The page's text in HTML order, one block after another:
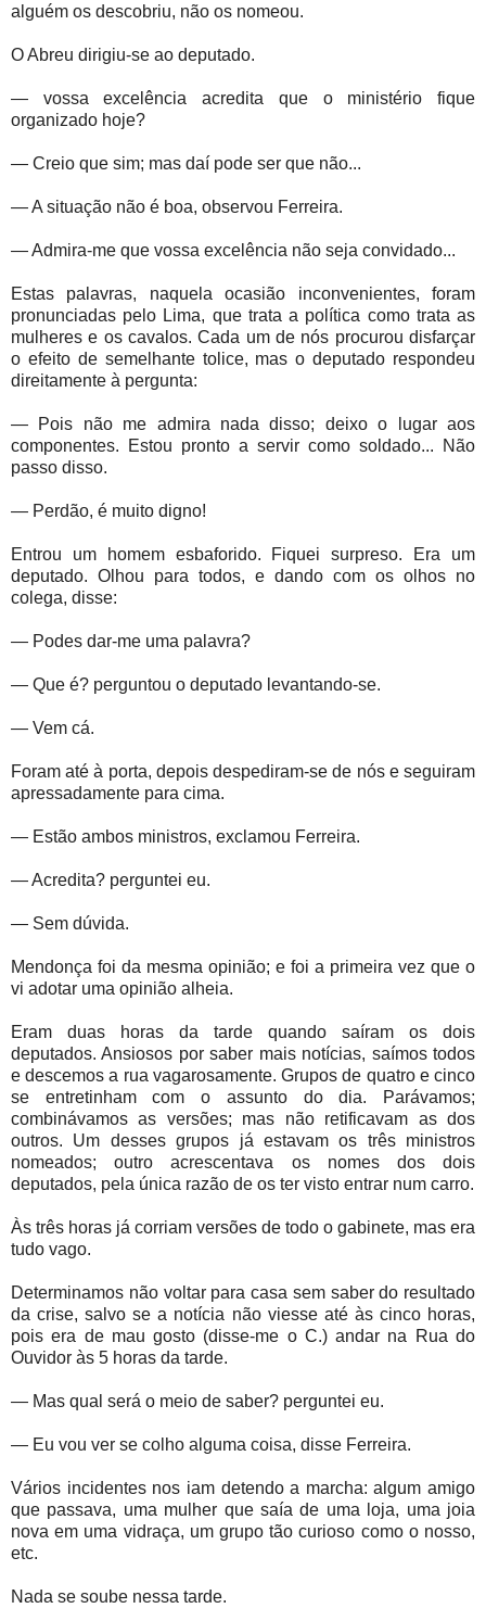
alguém os descobriu, não os nomeou.
O Abreu dirigiu-se ao deputado.
— vossa excelência acredita que o ministério fique
organizado hoje?
— Creio que sim; mas daí pode ser que não...
— A situação não é boa, observou Ferreira.
— Admira-me que vossa excelência não seja convidado...
Estas palavras, naquela ocasião inconvenientes, foram
pronunciadas pelo Lima, que trata a política como trata as
mulheres e os cavalos. Cada um de nós procurou disfarçar
o efeito de semelhante tolice, mas o deputado respondeu
direitamente à pergunta:
— Pois não me admira nada disso; deixo o lugar aos
componentes. Estou pronto a servir como soldado... Não
passo disso.
— Perdão, é muito digno!
Entrou um homem esbaforido. Fiquei surpreso. Era um
deputado. Olhou para todos, e dando com os olhos no
colega, disse:
— Podes dar-me uma palavra?
— Que é? perguntou o deputado levantando-se.
— Vem cá.
Foram até à porta, depois despediram-se de nós e seguiram
apressadamente para cima.
— Estão ambos ministros, exclamou Ferreira.
— Acredita? perguntei eu.
— Sem dúvida.
Mendonça foi da mesma opinião; e foi a primeira vez que o
vi adotar uma opinião alheia.
Eram duas horas da tarde quando saíram os dois
deputados. Ansiosos por saber mais notícias, saímos todos
e descemos a rua vagarosamente. Grupos de quatro e cinco
se entretinham com o assunto do dia. Parávamos;
combinávamos as versões; mas não retificavam as dos
outros. Um desses grupos já estavam os três ministros
nomeados; outro acrescentava os nomes dos dois
deputados, pela única razão de os ter visto entrar num carro.
Às três horas já corriam versões de todo o gabinete, mas era
tudo vago.
Determinamos não voltar para casa sem saber do resultado
da crise, salvo se a notícia não viesse até às cinco horas,
pois era de mau gosto (disse-me o C.) andar na Rua do
Ouvidor às 5 horas da tarde.
— Mas qual será o meio de saber? perguntei eu.
— Eu vou ver se colho alguma coisa, disse Ferreira.
Vários incidentes nos iam detendo a marcha: algum amigo
que passava, uma mulher que saía de uma loja, uma joia
nova em uma vidraça, um grupo tão curioso como o nosso,
etc.
Nada se soube nessa tarde.